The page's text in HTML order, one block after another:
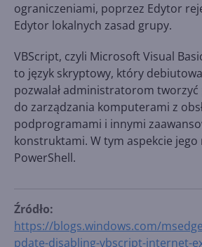
ograniczeniami, poprzez Edytor
Edytor lokalnych zasad grupy.
VBScript, czyli Microsoft Visual
to język skryptowy, który
pozwalał administratorom
do zarządzania komputerami z
podprogramami i innymi
konstruktami. W tym aspekcie jego
PowerShell.
Źródło:
https://blogs.windows.com/
pdate-disabling-vbscript-internet-